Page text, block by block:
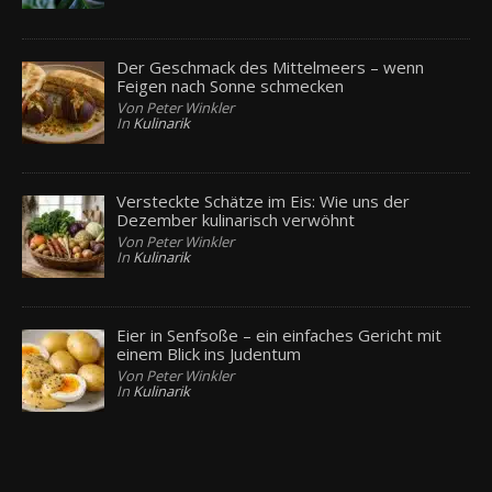
Der Geschmack des Mittelmeers – wenn
Feigen nach Sonne schmecken
Von Peter Winkler
In Kulinarik
Versteckte Schätze im Eis: Wie uns der
Dezember kulinarisch verwöhnt
Von Peter Winkler
In Kulinarik
Eier in Senfsoße – ein einfaches Gericht mit
einem Blick ins Judentum
Von Peter Winkler
In Kulinarik